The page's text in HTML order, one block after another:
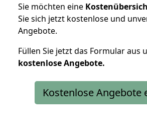
Sie möchten eine
Sie sich jetzt kostenlose und
Angebote.
Füllen Sie jetzt das Formular aus
kostenloseAngebote.
Kostenlose Angebote